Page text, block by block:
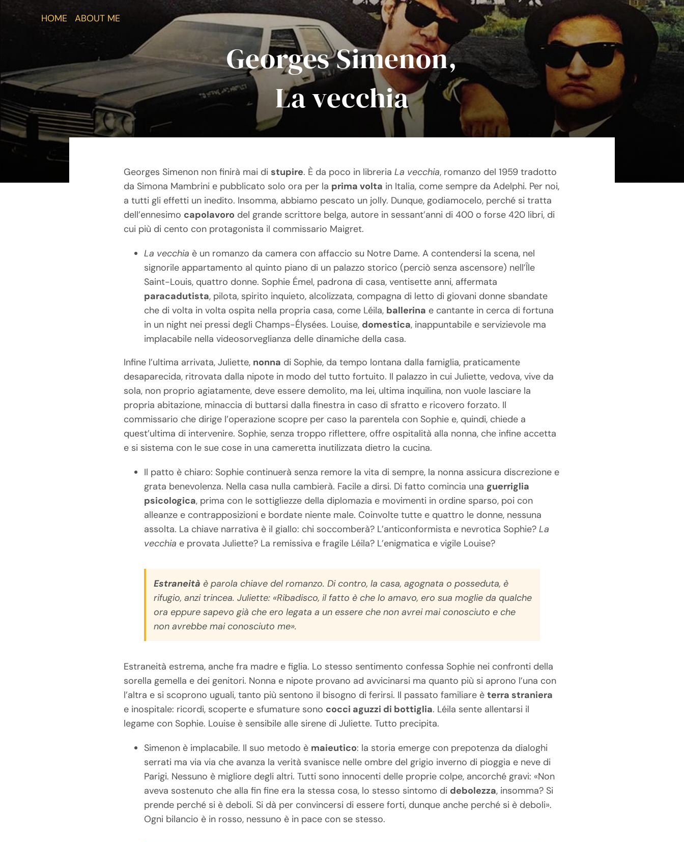
HOME ABOUT ME
Georges Simenon,
La vecchia
Georges Simenon non finirà mai distupire. È da poco in libreriaLa vecchia, romanzo del 1959 tradotto
da Simona Mambrini e pubblicato solo ora per la prima volta in Italia, come sempre da Adelphi. Per noi,
a tutti gli effetti un inedito. Insomma, abbiamo pescato un jolly. Dunque, godiamocelo, perché si tratta
dell’ennesimo capolavoro del grande scrittore belga, autore in sessant’anni di 400 o forse 420 libri, di
cui più di cento con protagonista il commissario Maigret.
La vecchia è un romanzo da camera con affaccio su Notre Dame. A contendersi la scena, nel
signorile appartamento al quinto piano di un palazzo storico (perciò senza ascensore) nell’Île
Saint-Louis, quattro donne. Sophie Émel, padrona di casa, ventisette anni, affermata
paracadutista, pilota, spirito inquieto, alcolizzata, compagna di letto di giovani donne sbandate
che di volta in volta ospita nella propria casa, come Léila, ballerina e cantante in cerca di fortuna
in un night nei pressi degli Champs-Élysées. Louise, domestica, inappuntabile e servizievole ma
implacabile nella videosorveglianza delle dinamiche della casa.
Infine l’ultima arrivata, Juliette, nonna di Sophie, da tempo lontana dalla famiglia, praticamente
desaparecida, ritrovata dalla nipote in modo del tutto fortuito. Il palazzo in cui Juliette, vedova, vive da
sola, non proprio agiatamente, deve essere demolito, ma lei, ultima inquilina, non vuole lasciare la
propria abitazione, minaccia di buttarsi dalla finestra in caso di sfratto e ricovero forzato. Il
commissario che dirige l’operazione scopre per caso la parentela con Sophie e, quindi, chiede a
quest’ultima di intervenire. Sophie, senza troppo riflettere, offre ospitalità alla nonna, che infine accetta
e si sistema con le sue cose in una cameretta inutilizzata dietro la cucina.
Il patto è chiaro: Sophie continuerà senza remore la vita di sempre, la nonna assicura discrezione e
grata benevolenza. Nella casa nulla cambierà. Facile a dirsi. Di fatto comincia una guerriglia
psicologica, prima con le sottigliezze della diplomazia e movimenti in ordine sparso, poi con
alleanze e contrapposizioni e bordate niente male. Coinvolte tutte e quattro le donne, nessuna
assolta. La chiave narrativa è il giallo: chi soccomberà? L’anticonformista e nevrotica Sophie?La
vecchia e provata Juliette? La remissiva e fragile Léila? L’enigmatica e vigile Louise?
Estraneità è parola chiave del romanzo. Di contro, la casa, agognata o posseduta, è
rifugio, anzi trincea. Juliette: «Ribadisco, il fatto è che lo amavo, ero sua moglie da qualche
ora eppure sapevo già che ero legata a un essere che non avrei mai conosciuto e che
non avrebbe mai conosciuto me».
Estraneità estrema, anche fra madre e figlia. Lo stesso sentimento confessa Sophie nei confronti della
sorella gemella e dei genitori. Nonna e nipote provano ad avvicinarsi ma quanto più si aprono l’una con
l’altra e si scoprono uguali, tanto più sentono il bisogno di ferirsi. Il passato familiare èterra straniera
e inospitale: ricordi, scoperte e sfumature sono cocci aguzzi di bottiglia. Léila sente allentarsi il
legame con Sophie. Louise è sensibile alle sirene di Juliette. Tutto precipita.
Simenon è implacabile. Il suo metodo è maieutico: la storia emerge con prepotenza da dialoghi
serrati ma via via che avanza la verità svanisce nelle ombre del grigio inverno di pioggia e neve di
Parigi. Nessuno è migliore degli altri. Tutti sono innocenti delle proprie colpe, ancorché gravi: «Non
aveva sostenuto che alla fin fine era la stessa cosa, lo stesso sintomo di debolezza, insomma? Si
prende perché si è deboli. Si dà per convincersi di essere forti, dunque anche perché si è deboli».
Ogni bilancio è in rosso, nessuno è in pace con se stesso.